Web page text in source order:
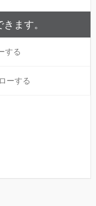
ます。
する
ーする